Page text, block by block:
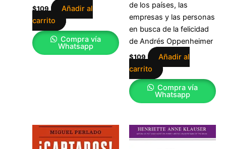
$109
Añadir al
carrito
Compra vía
Whatsapp
de los países, las
empresas y las personas
en busca de la felicidad
de Andrés Oppenheimer
$109
Añadir al
carrito
Compra vía
Whatsapp